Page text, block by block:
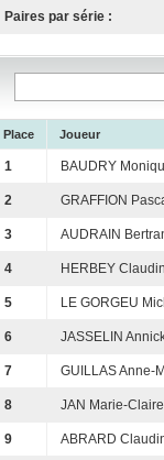
Paires par série :
Place Joueur
1 BAUDRY
2 GRAFFION
3 AUDRAIN
4 HERBEY
5 LE GORGEU
6 JASSELIN
7 GUILLAS Anne-
8 JAN Marie-
9 ABRARD